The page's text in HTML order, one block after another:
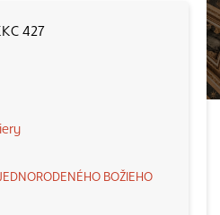
427
BOŽIEHO